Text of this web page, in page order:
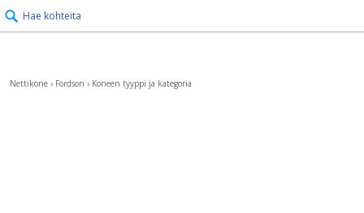
Hae kohteita
Nettikone › Fordson › Koneen tyyppi ja kategoria